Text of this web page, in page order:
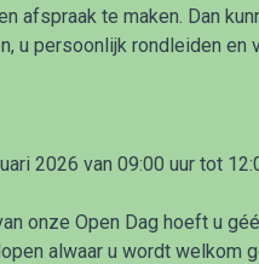
afspraak te maken. Dan
u persoonlijk rondleiden en
2026 van 09:00 uur tot
onze Open Dag hoeft u
alwaar u wordt welkom